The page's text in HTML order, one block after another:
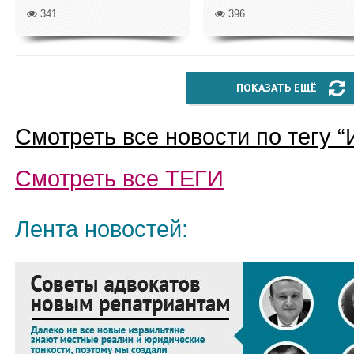
341 396
ПОКАЗАТЬ ЕЩЁ
Смотреть все новости по тегу “
Смотреть все ТЕГИ
Лента новостей: